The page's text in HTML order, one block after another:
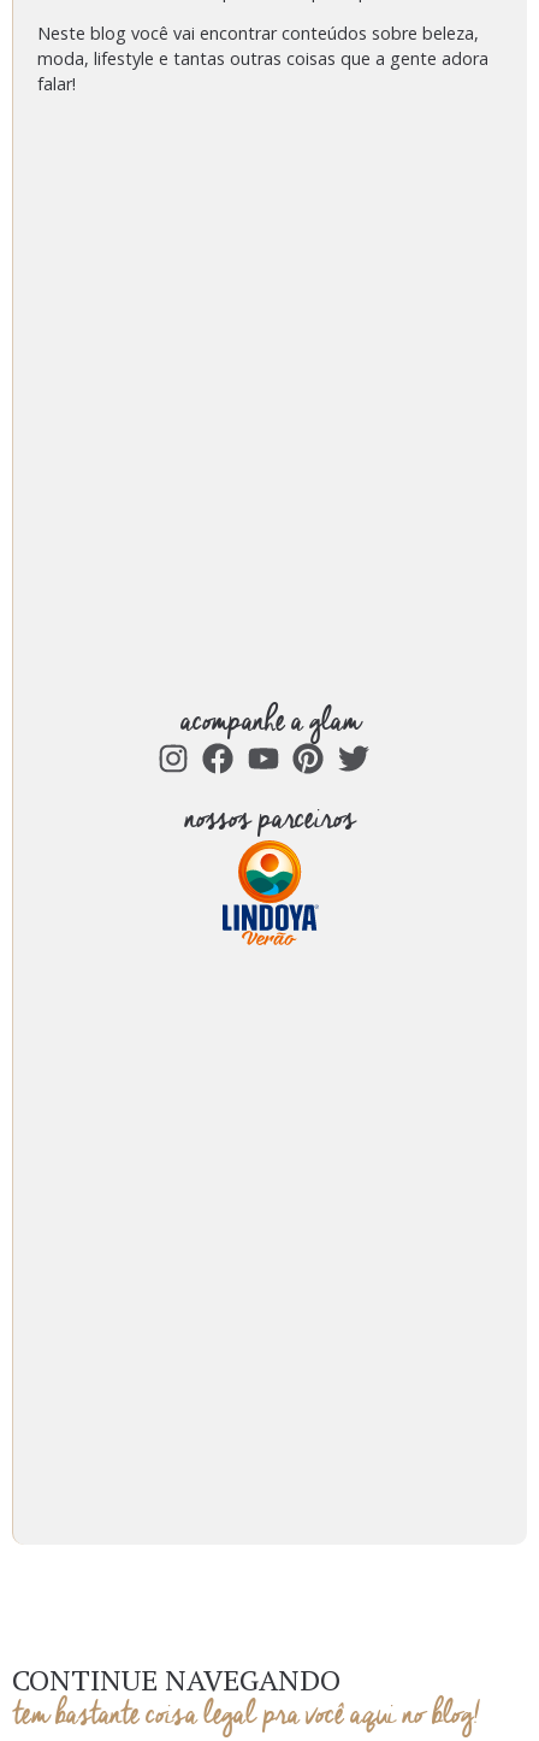
Neste blog você vai encontrar conteúdos sobre beleza,
moda, lifestyle e tantas outras coisas que a gente adora
falar!
acompanhe a glam
nossos parceiros
CONTINUE NAVEGANDO
tem bastante coisa legal pra você aqui no blog!